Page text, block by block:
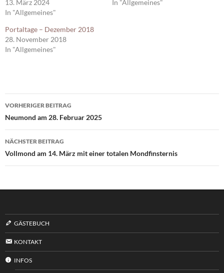
13. März 2024
In "Allgemeines"
In "Allgemeines"
Portaltage – Dezember 2018
28. November 2018
In "Allgemeines"
Beitragsnavigation
VORHERIGER BEITRAG
Neumond am 28. Februar 2025
NÄCHSTER BEITRAG
Vollmond am 14. März mit einer totalen Mondfinsternis
GÄSTEBUCH
KONTAKT
INFOS